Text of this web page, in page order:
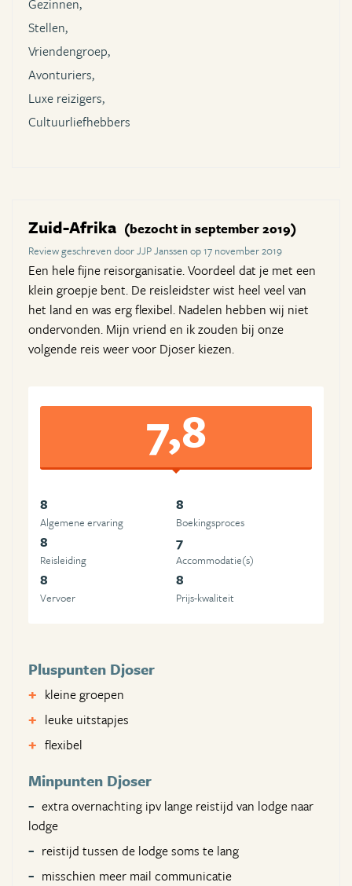
Stellen,
Vriendengroep,
Avonturiers,
Luxe reizigers,
Cultuurliefhebbers
Zuid-Afrika (bezocht in september 2019)
Review geschreven door JJP Janssen op 17 november 2019
Een hele fijne reisorganisatie. Voordeel dat je met een
klein groepje bent. De reisleidster wist heel veel van
het land en was erg flexibel. Nadelen hebben wij niet
ondervonden. Mijn vriend en ik zouden bij onze
volgende reis weer voor Djoser kiezen.
7,8
8
Algemene ervaring
8
Boekingsproces
8
Reisleiding
7
Accommodatie(s)
8
Vervoer
8
Prijs-kwaliteit
Pluspunten Djoser
kleine groepen
leuke uitstapjes
flexibel
Minpunten Djoser
extra overnachting ipv lange reistijd van lodge naar
lodge
reistijd tussen de lodge soms te lang
misschien meer mail communicatie